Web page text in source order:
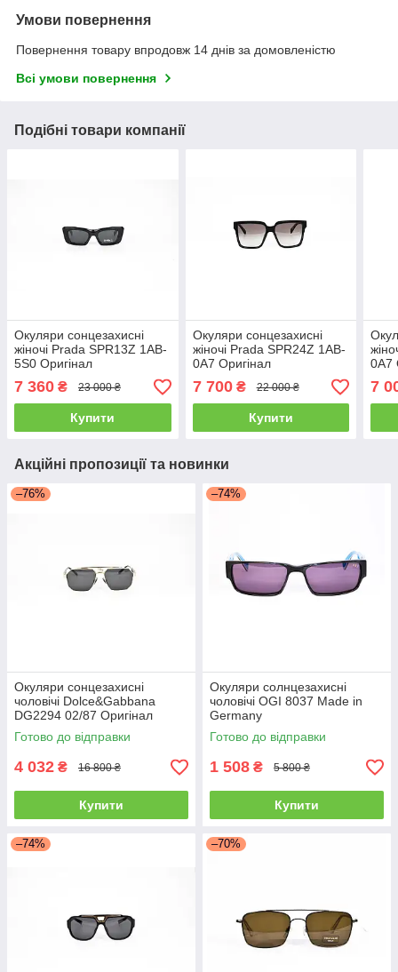
Умови повернення
Повернення товару впродовж 14 днів за домовленістю
Всі умови повернення
Подібні товари компанії
Окуляри сонцезахисні
жіночі Prada SPR13Z 1AB-
5S0 Оригінал
7 360 ₴ 23 000 ₴
Купити
Окуляри сонцезахисні
жіночі Prada SPR24Z 1AB-
0A7 Оригінал
7 700₴ 22 000 ₴
Купити
0A7
7
Акційні пропозиції та новинки
–76%
Окуляри сонцезахисні
чоловічі Dolce&Gabbana
DG2294 02/87 Оригінал
Готово до відправки
4 032 ₴ 16 800 ₴
Купити
–74%
Окуляри солнцезахисні
чоловічі OGI 8037 Made in
Germany
Готово до відправки
1 508 ₴ 5 800 ₴
Купити
–74% –70%